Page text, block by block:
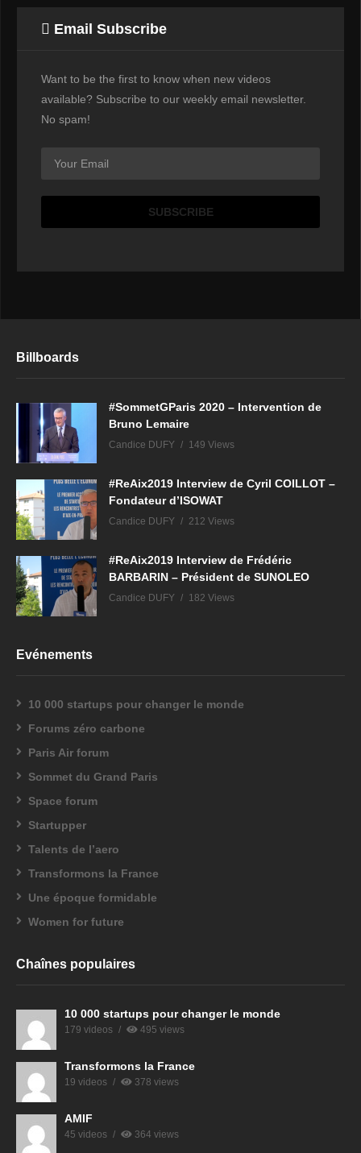
Email Subscribe
Want to be the first to know when new videos
available? Subscribe to our weekly email newsletter.
No spam!
Billboards
#SommetGParis 2020 – Intervention de
Bruno Lemaire
Candice DUFY 149 Views
#ReAix2019 Interview de Cyril COILLOT –
Fondateur d’ISOWAT
Candice DUFY 212 Views
#ReAix2019 Interview de Frédéric
BARBARIN – Président de SUNOLEO
Candice DUFY 182 Views
Evénements
10 000 startups pour changer le monde
Forums zéro carbone
Paris Air forum
Sommet du Grand Paris
Space forum
Startupper
Talents de l’aero
Transformons la France
Une époque formidable
Women for future
Chaînes populaires
10 000 startups pour changer le monde
179 videos 495 views
Transformons la France
19 videos 378 views
AMIF
45 videos 364 views